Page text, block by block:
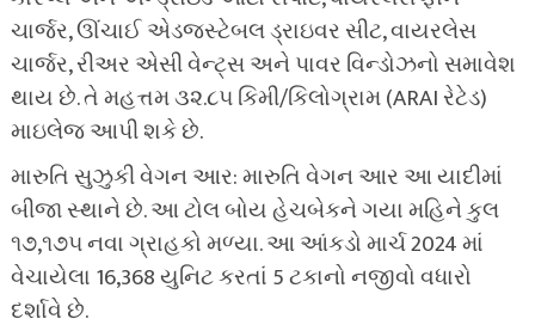
ચાર્જર, ઊંચાઈ એડજસ્ટેબલ ડ્રાઇવર સીટ, વાયરલેસ
ચાર્જર, રીઅર એસી વેન્ટ્સ અને પાવર વિન્ડોઝનો સમાવેશ
થાય છે. તે મહત્તમ ૩૨.૮૫ કિમી/કિલોગ્રામ (ARAI રેટેડ)
માઇલેજ આપી શકે છે.
મારુતિ સુઝુકી વેગન આર: મારુતિ વેગન આર આ યાદીમાં
બીજા સ્થાને છે. આ ટોલ બોય હેચબેકને ગયા મહિને કુલ
૧૭,૧૭૫ નવા ગ્રાહકો મળ્યા. આ આંકડો માર્ચ 2024 માં
વેચાયેલા 16,368 યુનિટ કરતાં 5 ટકાનો નજીવો વધારો
દર્શાવે છે.